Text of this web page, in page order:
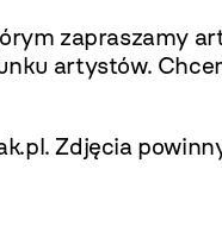
zapraszamy
artystów.
. Zdjęcia